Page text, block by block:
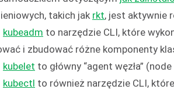
takich jak rkt, jest aktywnie
kubeadm to narzędzie CLI, które
i zbudować różne komponenty
kubelet to główny “agent węzła”
kubectl to również narzędzie CLI,